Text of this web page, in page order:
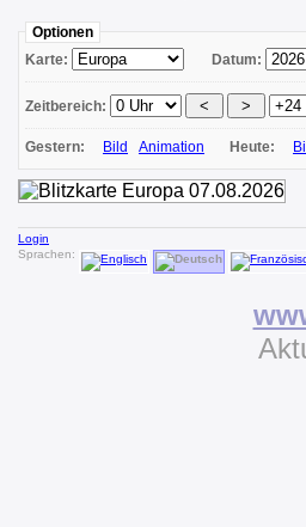
Optionen
Karte:
Datum:
Zeitbereich:
Gestern: Bild Animation Heute:
Login
Sprachen: